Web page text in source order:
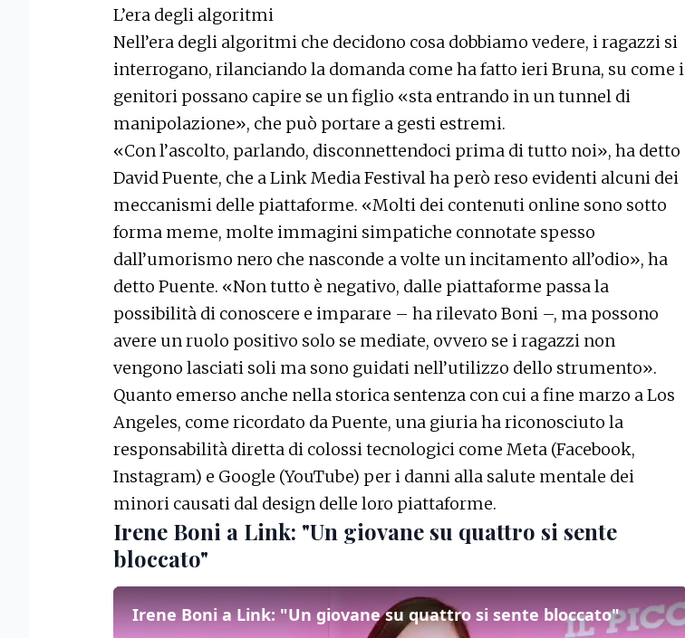
L’era degli algoritmi
Nell’era degli algoritmi che decidono cosa dobbiamo vedere, i ragazzi si
interrogano, rilanciando la domanda come ha fatto ieri Bruna, su come i
genitori possano capire se un figlio «sta entrando in un tunnel di
manipolazione», che può portare a gesti estremi.
«Con l’ascolto, parlando, disconnettendoci prima di tutto noi», ha detto
David Puente, che a Link Media Festival ha però reso evidenti alcuni dei
meccanismi delle piattaforme. «Molti dei contenuti online sono sotto
forma meme, molte immagini simpatiche connotate spesso
dall’umorismo nero che nasconde a volte un incitamento all’odio», ha
detto Puente. «Non tutto è negativo, dalle piattaforme passa la
possibilità di conoscere e imparare – ha rilevato Boni –, ma possono
avere un ruolo positivo solo se mediate, ovvero se i ragazzi non
vengono lasciati soli ma sono guidati nell’utilizzo dello strumento».
Quanto emerso anche nella storica sentenza con cui a fine marzo a Los
Angeles, come ricordato da Puente, una giuria ha riconosciuto la
responsabilità diretta di colossi tecnologici come Meta (Facebook,
Instagram) e Google (YouTube) per i danni alla salute mentale dei
minori causati dal design delle loro piattaforme.
Irene Boni a Link: "Un giovane su quattro si sente
bloccato"
Irene Boni a Link: "Un giovane su quattro si sente bloccato"